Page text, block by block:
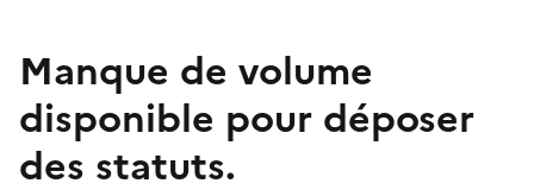
Manque de volume
disponible pour déposer
des statuts.